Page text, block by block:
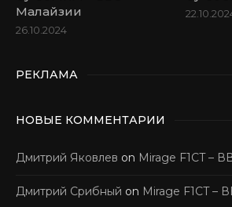
Малайзии
26.10.2024
РЕКЛАМА
НОВЫЕ КОММЕНТАРИИ
Дмитрий Яковлев on Mirage F1CT –
Дмитрий Срибный on Mirage F1CT –